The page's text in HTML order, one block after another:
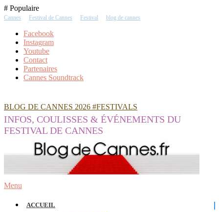
Skip
To
# Populaire
Cannes Festival de Cannes Festival blog de cannes
Facebook
Instagram
Youtube
Contact
Partenaires
Cannes Soundtrack
BLOG DE CANNES 2026 #FESTIVALS
INFOS, COULISSES & ÉVÉNEMENTS DU
FESTIVAL DE CANNES
Menu
ACCUEIL